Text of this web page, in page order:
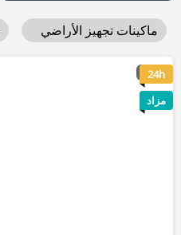
ماكينات تجهيز الأراضي
1824h
مزاد